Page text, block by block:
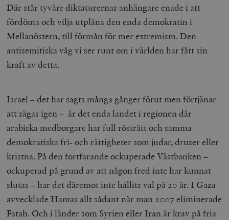
Där står tyvärr diktaturernas anhängare enade i att
fördöma och vilja utplåna den enda demokratin i
Mellanöstern, till förmån för mer extremism. Den
antisemitiska våg vi ser runt om i världen har fått sin
kraft av detta.
Israel – det har sagts många gånger förut men förtjänar
att sägas igen – är det enda landet i regionen där
arabiska medborgare har full rösträtt och samma
demokratiska fri- och rättigheter som judar, druser eller
kristna. På den fortfarande ockuperade Västbanken –
ockuperad på grund av att någon fred inte har kunnat
slutas – har det däremot inte hållits val på 20 år. I Gaza
avvecklade Hamas allt sådant när man 2007 eliminerade
Fatah. Och i länder som Syrien eller Iran är krav på fria